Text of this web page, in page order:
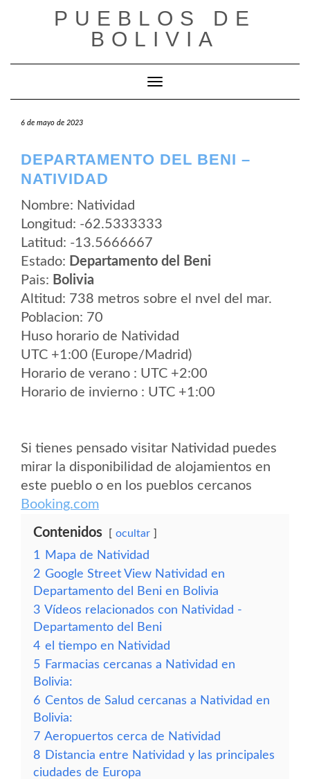
PUEBLOS DE
BOLIVIA
Cambiar modo de navegación
6 de mayo de 2023
DEPARTAMENTO DEL BENI –
NATIVIDAD
Nombre: Natividad
Longitud: -62.5333333
Latitud: -13.5666667
Estado: Departamento del Beni
Pais: Bolivia
Altitud: 738 metros sobre el nvel del mar.
Poblacion: 70
Huso horario de Natividad
UTC +1:00 (Europe/Madrid)
Horario de verano : UTC +2:00
Horario de invierno : UTC +1:00
Si tienes pensado visitar Natividad puedes
mirar la disponibilidad de alojamientos en
este pueblo o en los pueblos cercanos
Booking.com
Contenidos ocultar
1
Mapa de Natividad
2 Google Street View Natividad en
Departamento del Beni en Bolivia
3 Vídeos relacionados con Natividad -
Departamento del Beni
4 el tiempo en Natividad
5 Farmacias cercanas a Natividad en
Bolivia:
6 Centos de Salud cercanas a Natividad en
Bolivia:
7 Aeropuertos cerca de Natividad
8 Distancia entre Natividad y las principales
ciudades de Europa